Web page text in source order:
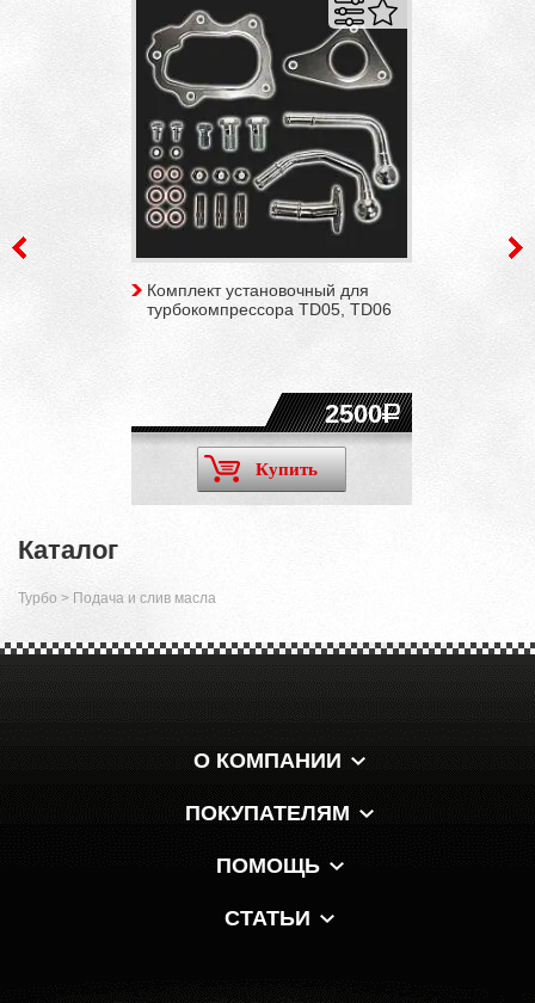
Комплект установочный для
турбокомпрессора TD05, TD06
2500
Купить
Каталог
Турбо > Подача и слив масла
О КОМПАНИИ
ПОКУПАТЕЛЯМ
ПОМОЩЬ
СТАТЬИ